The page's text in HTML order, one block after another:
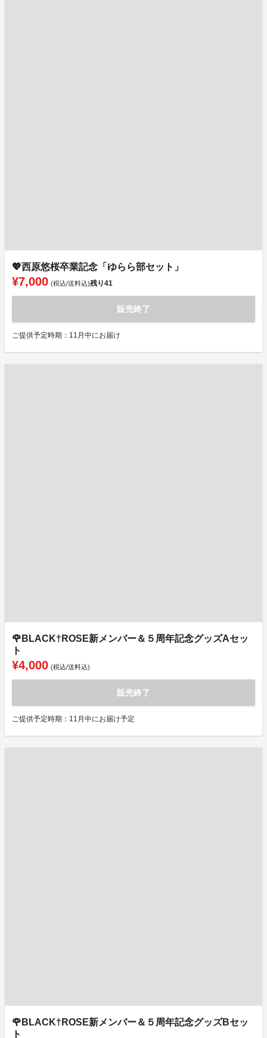
💖西原悠桜卒業記念「ゆらら部セット」
¥7,000 (税込/送料込)残り41
販売終了
ご提供予定時期：11月中にお届け
🌹BLACK†ROSE新メンバー＆５周年記念グッズAセッ
ト
¥4,000 (税込/送料込)
販売終了
ご提供予定時期：11月中にお届け予定
🌹BLACK†ROSE新メンバー＆５周年記念グッズBセッ
ト